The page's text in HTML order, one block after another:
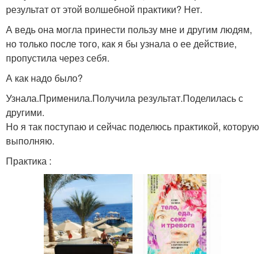
результат от этой волшебной практики? Нет.
А ведь она могла принести пользу мне и другим людям,
но только после того, как я бы узнала о ее действие,
пропустила через себя.
А как надо было?
Узнала.Применила.Получила результат.Поделилась с
другими.
Но я так поступаю и сейчас поделюсь практикой, которую
выполняю.
Практика :